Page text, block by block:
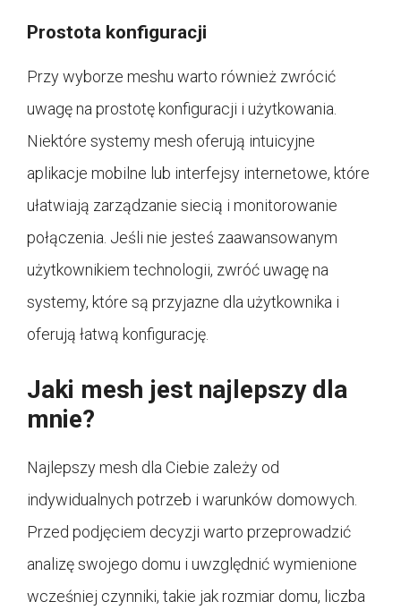
Prostota konfiguracji
Przy wyborze meshu warto również zwrócić
uwagę na prostotę konfiguracji i użytkowania.
Niektóre systemy mesh oferują intuicyjne
aplikacje mobilne lub interfejsy internetowe, które
ułatwiają zarządzanie siecią i monitorowanie
połączenia. Jeśli nie jesteś zaawansowanym
użytkownikiem technologii, zwróć uwagę na
systemy, które są przyjazne dla użytkownika i
oferują łatwą konfigurację.
Jaki mesh jest najlepszy dla
mnie?
Najlepszy mesh dla Ciebie zależy od
indywidualnych potrzeb i warunków domowych.
Przed podjęciem decyzji warto przeprowadzić
analizę swojego domu i uwzględnić wymienione
wcześniej czynniki, takie jak rozmiar domu, liczba